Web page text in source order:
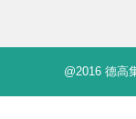
@2016 德高